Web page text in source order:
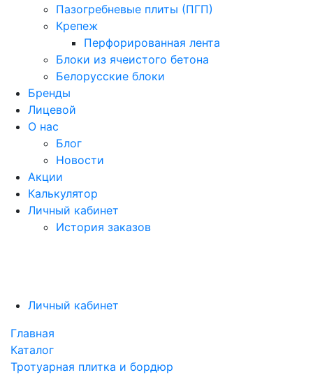
Пазогребневые плиты (ПГП)
Крепеж
Перфорированная лента
Блоки из ячеистого бетона
Белорусские блоки
Бренды
Лицевой
О нас
Блог
Новости
Акции
Калькулятор
Личный кабинет
История заказов
Личный кабинет
Главная
Каталог
Тротуарная плитка и бордюр